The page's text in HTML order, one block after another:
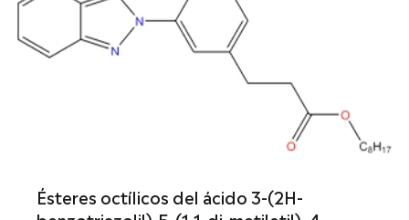
Ésteres octílicos del ácido 3-(2H-